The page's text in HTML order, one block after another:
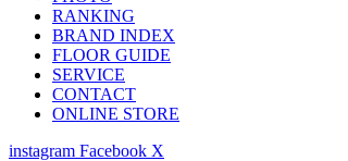
RANKING
BRAND INDEX
FLOOR GUIDE
SERVICE
CONTACT
ONLINE STORE
instagram Facebook X